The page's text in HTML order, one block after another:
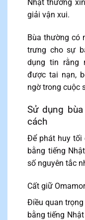
Nhật thường
giải vận xui.
Bùa thường có
trưng cho sự
dụng tin rằng
được tai nạn,
ngờ trong cuộc
Sử dụng
cách
Để phát huy tối
bằng tiếng
số nguyên tắc
Cất giữ
Điều quan
bằng tiếng